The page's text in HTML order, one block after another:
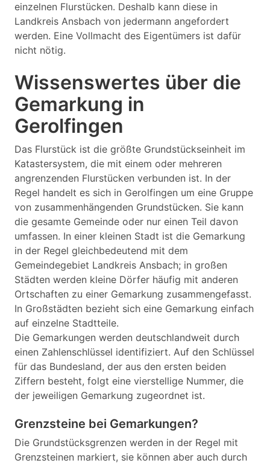
einzelnen Flurstücken. Deshalb kann diese in
Landkreis Ansbach von jedermann angefordert
werden. Eine Vollmacht des Eigentümers ist dafür
nicht nötig.
Wissenswertes über die
Gemarkung in
Gerolfingen
Das Flurstück ist die größte Grundstückseinheit im
Katastersystem, die mit einem oder mehreren
angrenzenden Flurstücken verbunden ist. In der
Regel handelt es sich in Gerolfingen um eine Gruppe
von zusammenhängenden Grundstücken. Sie kann
die gesamte Gemeinde oder nur einen Teil davon
umfassen. In einer kleinen Stadt ist die Gemarkung
in der Regel gleichbedeutend mit dem
Gemeindegebiet Landkreis Ansbach; in großen
Städten werden kleine Dörfer häufig mit anderen
Ortschaften zu einer Gemarkung zusammengefasst.
In Großstädten bezieht sich eine Gemarkung einfach
auf einzelne Stadtteile.
Die Gemarkungen werden deutschlandweit durch
einen Zahlenschlüssel identifiziert. Auf den Schlüssel
für das Bundesland, der aus den ersten beiden
Ziffern besteht, folgt eine vierstellige Nummer, die
der jeweiligen Gemarkung zugeordnet ist.
Grenzsteine bei Gemarkungen?
Die Grundstücksgrenzen werden in der Regel mit
Grenzsteinen markiert, sie können aber auch durch